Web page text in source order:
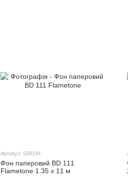
Артикул: 508194
Фон паперовий BD 111
Flametone 1.35 х 11 м